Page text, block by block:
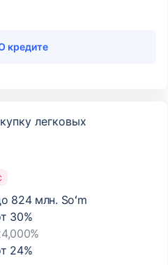
кредите
легковых
824 млн. Soʻm
30%
24%